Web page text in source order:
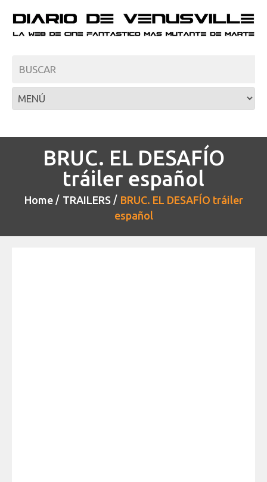
BRUC. EL DESAFÍO
tráiler español
Home TRAILERS
BRUC. EL DESAFÍO tráiler
español